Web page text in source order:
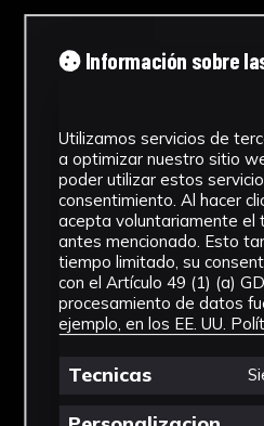
SF
Fondo
U-
Información sobre
Utilizamos servicios de
a optimizar nuestro sitio
poder utilizar estos
consentimiento. Al hacer
acepta voluntariamente
antes mencionado. Esto
tiempo limitado, su
con el Artículo 49 (1) (a)
procesamiento de datos
ejemplo, en los EE. UU.
Tecnicas